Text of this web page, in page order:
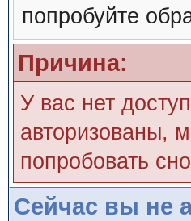
попробуйте
Причина:
У вас нет
авторизованы,
попробовать
Сейчас вы не